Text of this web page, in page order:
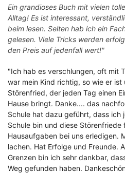
Ein grandioses Buch mit vielen
Alltag! Es ist interessant,
beim lesen. Selten hab ich ein
gelesen. Viele Tricks werden
den Preis auf jedenfall wert!"
"Ich hab es verschlungen, oft mit
war mein Kind richtig, so wie er
Störenfried, der jeden Tag einen
Hause bringt. Danke.... das
Schule hat dazu geführt, dass ich
Schule bin und diese Störenfriede
Hausaufgaben bei uns erledigen.
lachen. Hat Erfolge und Freunde.
Grenzen bin ich sehr dankbar,
Weg gefunden haben.